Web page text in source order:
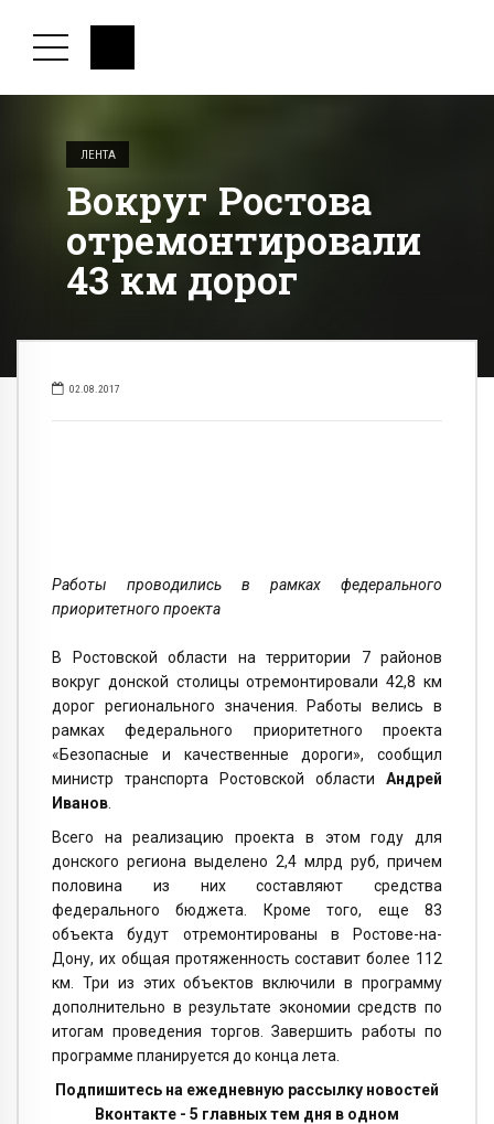
ЛЕНТА
Вокруг Ростова
отремонтировали
43 км дорог
02.08.2017
Работы проводились в рамках федерального
приоритетного проекта
В Ростовской области на территории 7 районов
вокруг донской столицы отремонтировали 42,8 км
дорог регионального значения. Работы велись в
рамках федерального приоритетного проекта
«Безопасные и качественные дороги», сообщил
министр транспорта Ростовской области Андрей
Иванов.
Всего на реализацию проекта в этом году для
донского региона выделено 2,4 млрд руб, причем
половина из них составляют средства
федерального бюджета. Кроме того, еще 83
объекта будут отремонтированы в Ростове-на-
Дону, их общая протяженность составит более 112
км. Три из этих объектов включили в программу
дополнительно в результате экономии средств по
итогам проведения торгов. Завершить работы по
программе планируется до конца лета.
Подпишитесь на ежедневную рассылку новостей
Вконтакте - 5 главных тем дня в одном